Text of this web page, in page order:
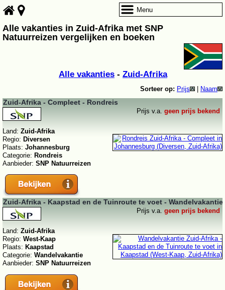
Alle vakanties in Zuid-Afrika met SNP
Natuurreizen vergelijken en boeken
Alle vakanties - Zuid-Afrika
Sorteer op: Prijs Naam
Zuid-Afrika - Compleet - Rondreis
Prijs v.a. geen prijs bekend
Land: Zuid-Afrika
Regio: Diversen
Plaats: Johannesburg
Categorie: Rondreis
Aanbieder: SNP Natuurreizen
Zuid-Afrika - Kaapstad en de Tuinroute te voet - Wandelvakantie
Prijs v.a. geen prijs bekend
Land: Zuid-Afrika
Regio: West-Kaap
Plaats: Kaapstad
Categorie: Wandelvakantie
Aanbieder: SNP Natuurreizen
Menu